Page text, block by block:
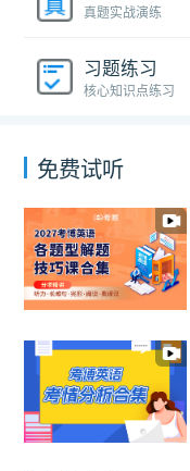
真题实战演练
习题练习
核心知识点练习
免费试听